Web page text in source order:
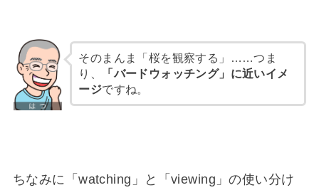
そのまんま「桜を観察する」……つま
り、
「バードウォッチング」に近いイメ
ージですね。
ちなみに「watching」と「viewing」の使い分け